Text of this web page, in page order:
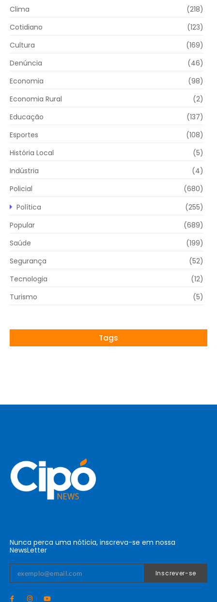
Clima
(218)
Cotidiano
(123)
Cultura
(169)
Denúncia
(46)
Economia
(98)
Economia Rural
(2)
Educação
(137)
Esportes
(108)
História Local
(5)
Indústria
(4)
Policial
(680)
Política
(255)
Popular
(689)
Saúde
(199)
Segurança
(52)
Tecnologia
(12)
Turismo
(5)
Tags
Nunca perca uma nóticia, inscreva-se em nossa
NewsLetter
Inscrever-se